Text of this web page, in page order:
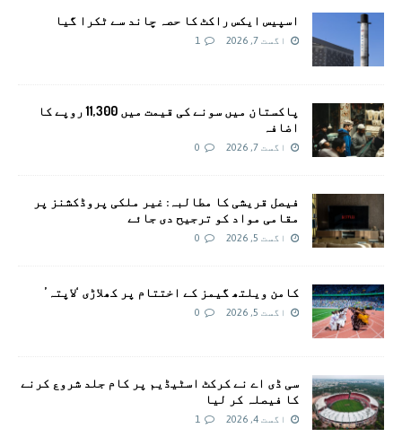
اسپیس ایکس راکٹ کا حصہ چاند سے ٹکرا گیا
اگست 7, 2026 1
پاکستان میں سونے کی قیمت میں 11,300 روپے کا
اضافہ
اگست 7, 2026 0
فیصل قریشی کا مطالبہ: غیر ملکی پروڈکشنز پر
مقامی مواد کو ترجیح دی جائے
اگست 5, 2026 0
کامن ویلتھ گیمز کے اختتام پر کھلاڑی ‘لاپتہ’
اگست 5, 2026 0
سی ڈی اے نے کرکٹ اسٹیڈیم پر کام جلد شروع کرنے
کا فیصلہ کر لیا
اگست 4, 2026 1